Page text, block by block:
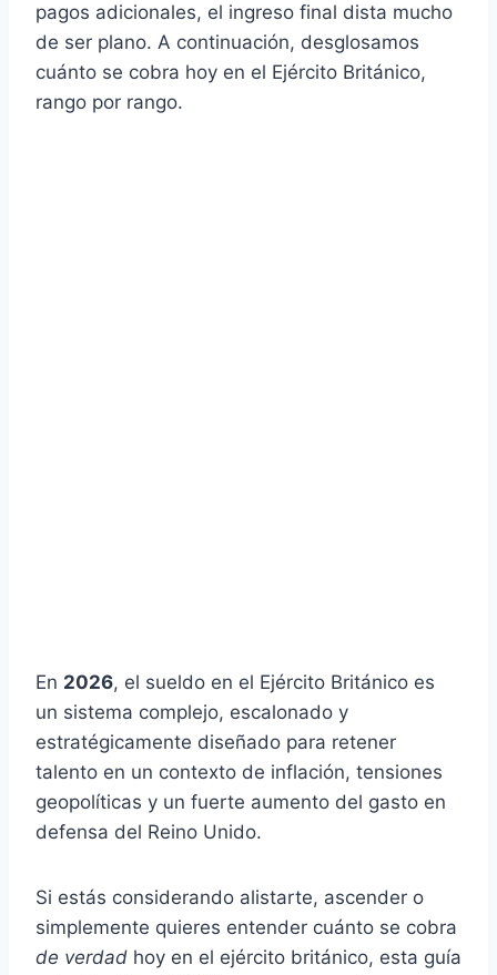
pagos adicionales, el ingreso final dista mucho
de ser plano. A continuación, desglosamos
cuánto se cobra hoy en el Ejército Británico,
rango por rango.
En 2026, el sueldo en el Ejército Británico es
un sistema complejo, escalonado y
estratégicamente diseñado para retener
talento en un contexto de inflación, tensiones
geopolíticas y un fuerte aumento del gasto en
defensa del Reino Unido.
Si estás considerando alistarte, ascender o
simplemente quieres entender cuánto se cobra
de verdad hoy en el ejército británico, esta guía